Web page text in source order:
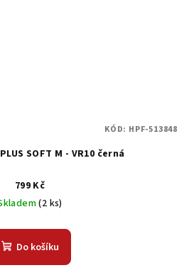
SOFT M - VR10 černá
799 Kč
(2 ks)
Do košíku
KÓD: HPF-513848